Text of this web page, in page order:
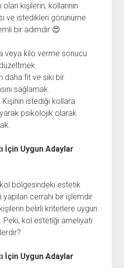
kişilerin, kollarının
ve istedikleri görünüme
bir adımdır 😍
veya kilo verme sonucu
daha fit ve sıkı bir
sağlamak.
Kişinin istediği kollara
psikolojik olarak
İçin Uygun Adaylar
bölgesindeki estetik
cerrahi bir işlemdir.
belirli kriterlere uygun
kol estetiği ameliyatı
İçin Uygun Adaylar